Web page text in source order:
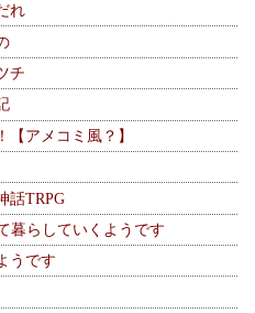
れ
チ
【アメコミ風？】
話TRPG
暮らしていくようです
うです